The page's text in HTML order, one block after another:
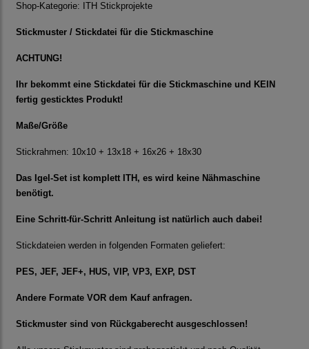
Shop-Kategorie: ITH Stickprojekte
Stickmuster / Stickdatei für die Stickmaschine
ACHTUNG!
Ihr bekommt eine Stickdatei für die Stickmaschine und KEIN
fertig gesticktes Produkt!
Maße/Größe
Stickrahmen: 10x10 + 13x18 + 16x26 + 18x30
Das Igel-Set ist komplett ITH, es wird keine Nähmaschine
benötigt.
Eine Schritt-für-Schritt Anleitung ist natürlich auch dabei!
Stickdateien werden in folgenden Formaten geliefert:
PES, JEF, JEF+, HUS, VIP, VP3, EXP, DST
Andere Formate VOR dem Kauf anfragen.
Stickmuster sind von Rückgaberecht ausgeschlossen!